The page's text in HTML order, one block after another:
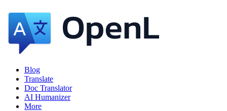
Blog
Translate
Doc Translator
AI Humanizer
More